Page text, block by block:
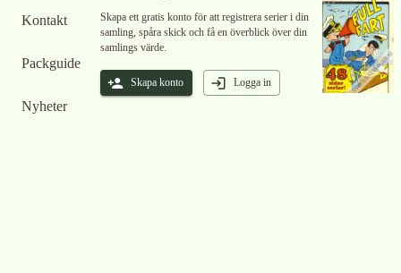
Kontakt
Packguide
Nyheter
Skapa ett gratis konto för att registrera serier i din
samling, spåra skick och få en överblick över din
samlings värde.
Skapa konto Logga in